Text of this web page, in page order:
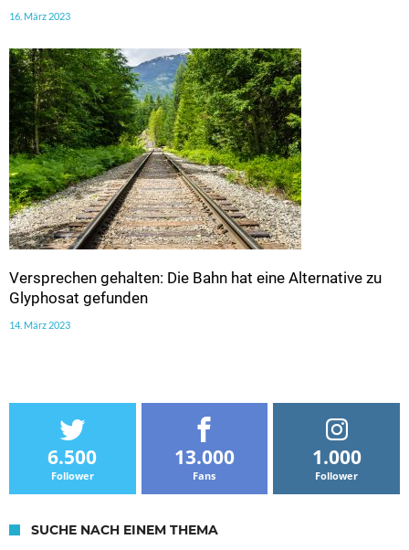
16. März 2023
Versprechen gehalten: Die Bahn hat eine Alternative zu
Glyphosat gefunden
14. März 2023
6.500
Follower
13.000
Fans
1.000
Follower
SUCHE NACH EINEM THEMA